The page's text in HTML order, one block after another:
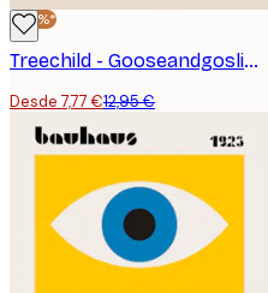
-40%*
Treechild - Gooseandgoslingno02 Póster
Desde 7,77 €12,95 €